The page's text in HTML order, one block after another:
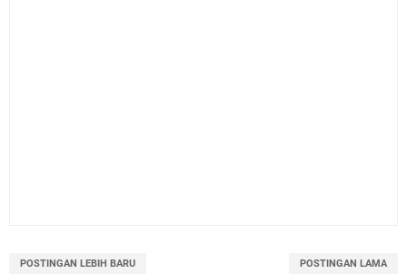
POSTINGAN LEBIH BARU POSTINGAN LAMA